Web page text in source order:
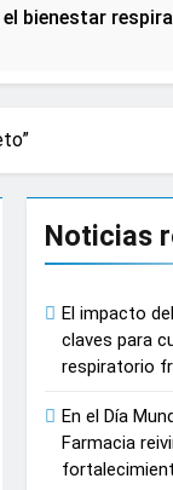
bienestar
causar daños
tratamiento de
proyecciones
lactante
playas y
Noticias
El impacto
claves para
respiratorio
En el Día
Farmacia